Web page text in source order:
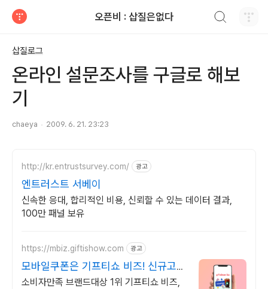
오픈비 : 삽질은없다
삽질로그
온라인 설문조사를 구글로 해보
기
chaeya 2009. 6. 21. 23:23
http://kr.entrustsurvey.com/ 광고
엔트러스트 서베이
신속한 응대, 합리적인 비용, 신뢰할 수 있는 데이터 결과,
100만 패널 보유
https://mbiz.giftishow.com 광고
모바일쿠폰은 기프티쇼 비즈! 신규고객
100% 상품혜택!
소비자만족 브랜드대상 1위 기프티쇼 비즈,